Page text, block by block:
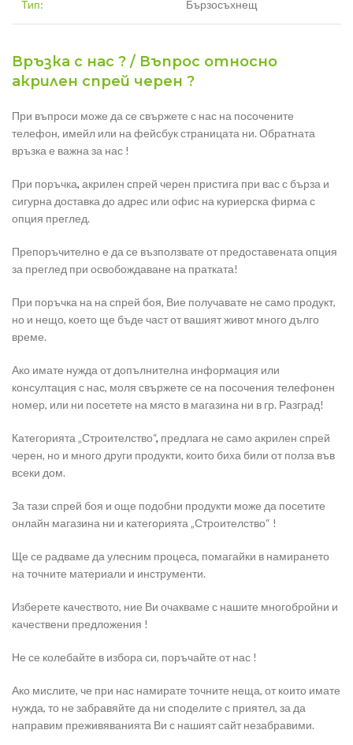
Тип: Бързосъхнещ
Връзка с нас ? / Въпрос относно
акрилен спрей черен ?
При въпроси може да се свържете с нас на посочените
телефон, имейл или на фейсбук страницата ни. Обратната
връзка е важна за нас !
При поръчка, акрилен спрей черен пристига при вас с бърза и
сигурна доставка до адрес или офис на куриерска фирма с
опция преглед.
Препоръчително е да се възползвате от предоставената опция
за преглед при освобождаване на пратката!
При поръчка на на спрей боя, Вие получавате не само продукт,
но и нещо, което ще бъде част от вашият живот много дълго
време.
Ако имате нужда от допълнителна информация или
консултация с нас, моля свържете се на посочения телефонен
номер, или ни посетете на място в магазина ни в гр. Разград!
Категорията „Строителство“, предлага не само акрилен спрей
черен, но и много други продукти, които биха били от полза във
всеки дом.
За тази спрей боя и още подобни продукти може да посетите
онлайн магазина ни и категорията „Строителство“ !
Ще се радваме да улесним процеса, помагайки в намирането
на точните материали и инструменти.
Изберете качеството, ние Ви очакваме с нашите многобройни и
качествени предложения !
Не се колебайте в избора си, поръчайте от нас !
Ако мислите, че при нас намирате точните неща, от които имате
нужда, то не забравяйте да ни споделите с приятел, за да
направим преживяванията Ви с нашият сайт незабравими.